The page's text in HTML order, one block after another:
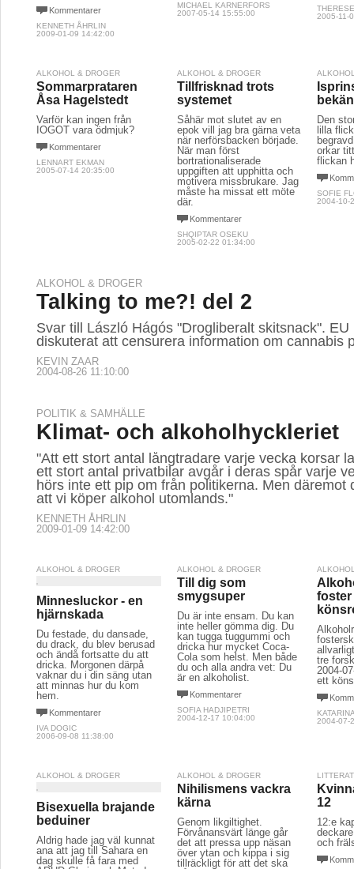
Kommentarer
KENNETH ÅHRLIN
2009-01-09 14:42:00
MICHAEL KARNERFORS
2007-05-14 15:55:00
2005-11-
ALKOHOL & DROGER
Sommarprataren
Åsa Hagelstedt
Varför kan ingen från
IOGOT vara ödmjuk?
Kommentarer
LENNART EKMAN
2005-07-14 20:35:00
ALKOHOL & DROGER
Tillfrisknad trots
systemet
Såhär mot slutet av en
epok vill jag bra gärna veta
när nerförsbacken började.
När man först
bortrationaliserade
uppgiften att upphitta och
motivera missbrukare. Jag
måste ha missat ett möte
där.
Kommentarer
SHQIPTAR OSEKU
2005-02-22 01:34:00
Den
lilla
orkar
flickan
SOFIE
2004-10-
ALKOHOL & DROGER
Talking to me?! del 2
Svar till László Hágós "Drogliberalt skitsnack". EU
diskuterat att censurera information om cannabis
KEVIN ZAAR
2004-08-26 11:10:00
POLITIK & SAMHÄLLE
Klimat- och alkoholhyckleriet
"Att ett stort antal långtradare varje vecka korsar
ett stort antal privatbilar avgår i deras spår varje
hörs inte ett pip om från politikerna. Men däremot
att vi köper alkohol utomlands."
KENNETH ÅHRLIN
2009-01-09 14:42:00
ALKOHOL & DROGER
Minnesluckor - en
hjärnskada
Du festade, du dansade,
du drack, du blev berusad
och ändå fortsatte du att
dricka. Morgonen därpå
vaknar du i din säng utan
att minnas hur du kom
hem.
Kommentarer
IVA DOGIC
2006-09-08 11:38:00
ALKOHOL & DROGER
Till dig som
smygsuper
Du är inte ensam. Du kan
inte heller gömma dig. Du
kan tugga tuggummi och
dricka hur mycket Coca-
Cola som helst. Men både
du och alla andra vet: Du
är en alkoholist.
Kommentarer
SOFIA HADJIPETRI
2004-12-17 10:04:00
tre
2004-
ett
2004-07-
ALKOHOL & DROGER
Bisexuella brajande
beduiner
Aldrig hade jag väl kunnat
ana att jag till Sahara en
dag skulle få fara med
ALKOHOL & DROGER
Nihilismens vackra
kärna
Genom likgiltighet.
Förvånansvärt länge går
det att pressa upp näsan
över ytan och kippa i sig
tillräckligt för att det ska
12
12:e
och